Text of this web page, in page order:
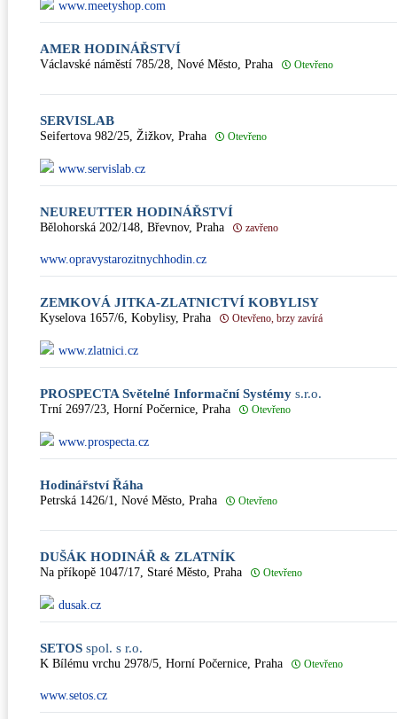
www.meetyshop.com
AMER HODINÁŘSTVÍ
Václavské náměstí 785/28, Nové Město, Praha Otevřeno
SERVISLAB
Seifertova 982/25, Žižkov, Praha Otevřeno
www.servislab.cz
NEUREUTTER HODINÁŘSTVÍ
Bělohorská 202/148, Břevnov, Praha zavřeno
www.opravystarozitnychhodin.cz
ZEMKOVÁ JITKA-ZLATNICTVÍ KOBYLISY
Kyselova 1657/6, Kobylisy, Praha Otevřeno, brzy zavírá
www.zlatnici.cz
PROSPECTA Světelné Informační Systémy s.r.o.
Trní 2697/23, Horní Počernice, Praha Otevřeno
www.prospecta.cz
Hodinářství Řáha
Petrská 1426/1, Nové Město, Praha Otevřeno
DUŠÁK HODINÁŘ & ZLATNÍK
Na příkopě 1047/17, Staré Město, Praha Otevřeno
dusak.cz
SETOS spol. s r.o.
K Bílému vrchu 2978/5, Horní Počernice, Praha Otevřeno
www.setos.cz